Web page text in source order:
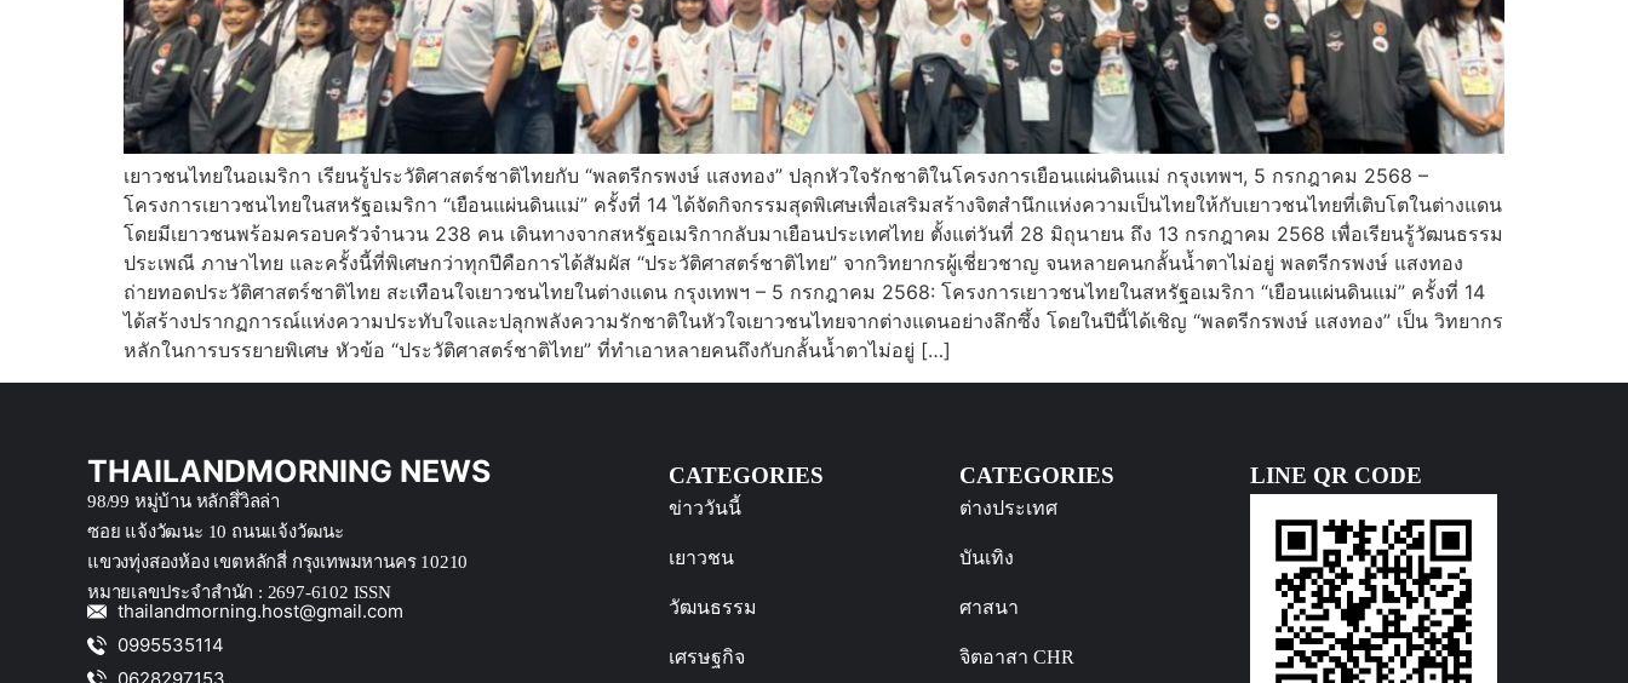
เยาวชนไทยในอเมริกา เรียนรู้ประวัติศาสตร์ชาติไทยกับ “พลตรีกรพงษ์ แสงทอง” ปลุกหัวใจรักชาติในโครงการเยือนแผ่นดินแม่ กรุงเทพฯ, 5 กรกฎาคม 2568 –
โครงการเยาวชนไทยในสหรัฐอเมริกา “เยือนแผ่นดินแม่” ครั้งที่ 14 ได้จัดกิจกรรมสุดพิเศษเพื่อเสริมสร้างจิตสำนึกแห่งความเป็นไทยให้กับเยาวชนไทยที่เติบโตในต่างแดน
โดยมีเยาวชนพร้อมครอบครัวจำนวน 238 คน เดินทางจากสหรัฐอเมริกากลับมาเยือนประเทศไทย ตั้งแต่วันที่ 28 มิถุนายน ถึง 13 กรกฎาคม 2568 เพื่อเรียนรู้วัฒนธรรม
ประเพณี ภาษาไทย และครั้งนี้ที่พิเศษกว่าทุกปีคือการได้สัมผัส “ประวัติศาสตร์ชาติไทย” จากวิทยากรผู้เชี่ยวชาญ จนหลายคนกลั้นน้ำตาไม่อยู่ พลตรีกรพงษ์ แสงทอง
ถ่ายทอดประวัติศาสตร์ชาติไทย สะเทือนใจเยาวชนไทยในต่างแดน กรุงเทพฯ – 5 กรกฎาคม 2568: โครงการเยาวชนไทยในสหรัฐอเมริกา “เยือนแผ่นดินแม่” ครั้งที่ 14
ได้สร้างปรากฏการณ์แห่งความประทับใจและปลุกพลังความรักชาติในหัวใจเยาวชนไทยจากต่างแดนอย่างลึกซึ้ง โดยในปีนี้ได้เชิญ “พลตรีกรพงษ์ แสงทอง” เป็น วิทยากร
หลักในการบรรยายพิเศษ หัวข้อ “ประวัติศาสตร์ชาติไทย” ที่ทำเอาหลายคนถึงกับกลั้นน้ำตาไม่อยู่ […]
THAILANDMORNING NEWS
98/99 หมู่บ้าน หลักสึ่วิลล่า
ซอย แจ้งวัฒนะ 10 ถนนแจ้งวัฒนะ
แขวงทุ่งสองห้อง เขตหลักสี่ กรุงเทพมหานคร 10210
หมายเลขประจำสำนัก : 2697-6102 ISSN
thailandmorning.host@gmail.com
0995535114
CATEGORIES
ข่าววันนี้
เยาวชน
วัฒนธรรม
เศรษฐกิจ
CATEGORIES
ต่างประเทศ
บันเทิง
ศาสนา
จิตอาสา CHR
LINE QR CODE